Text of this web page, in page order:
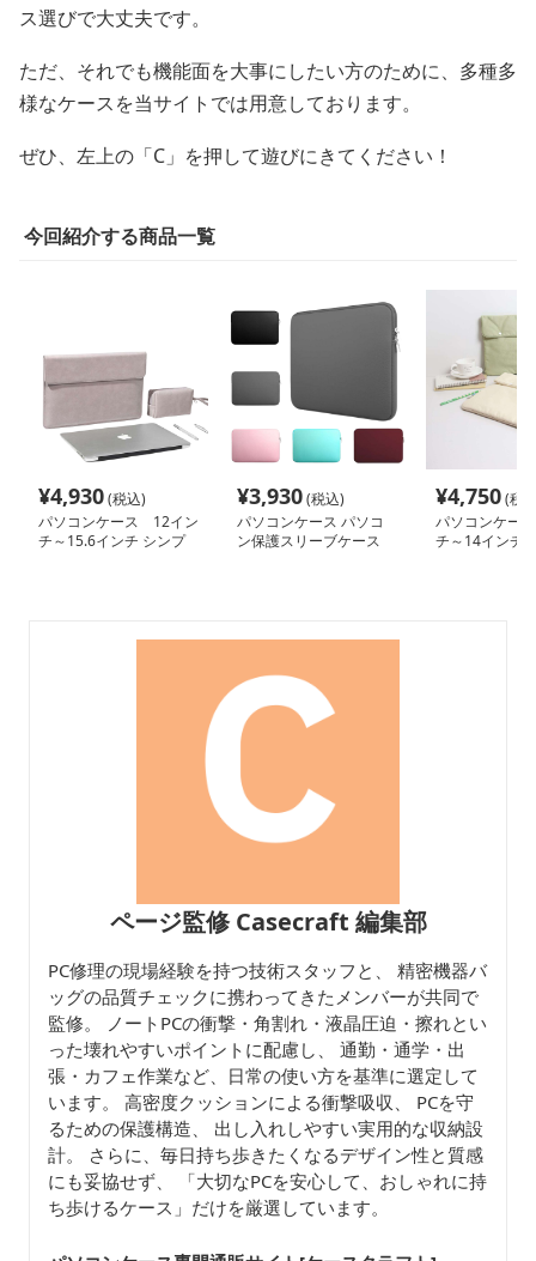
ス選びで大丈夫です。
ただ、それでも機能面を大事にしたい方のために、多種多
様なケースを当サイトでは用意しております。
ぜひ、左上の「C」を押して遊びにきてください！
今回紹介する商品一覧
¥4,930(税込)
パソコンケース 12イン
チ～15.6インチ シンプ
¥3,930(税込)
パソコンケース パソコ
ン保護スリーブケース
¥4,750(税
パソコンケー
チ～14インチ
ページ監修 Casecraft 編集部
PC修理の現場経験を持つ技術スタッフと、 精密機器バ
ッグの品質チェックに携わってきたメンバーが共同で
監修。 ノートPCの衝撃・角割れ・液晶圧迫・擦れとい
った壊れやすいポイントに配慮し、 通勤・通学・出
張・カフェ作業など、日常の使い方を基準に選定して
います。 高密度クッションによる衝撃吸収、 PCを守
るための保護構造、 出し入れしやすい実用的な収納設
計。 さらに、毎日持ち歩きたくなるデザイン性と質感
にも妥協せず、 「大切なPCを安心して、おしゃれに持
ち歩けるケース」だけを厳選しています。